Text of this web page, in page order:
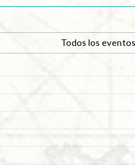
Todos los